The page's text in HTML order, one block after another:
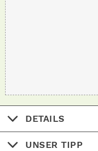
DETAILS
UNSER TIPP